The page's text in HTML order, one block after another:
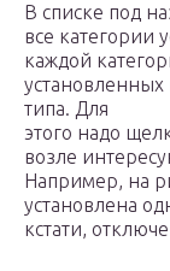
В списке под
все категории
каждой
установленных
типа. Для
этого надо
возле
Например, на
установлена
кстати,